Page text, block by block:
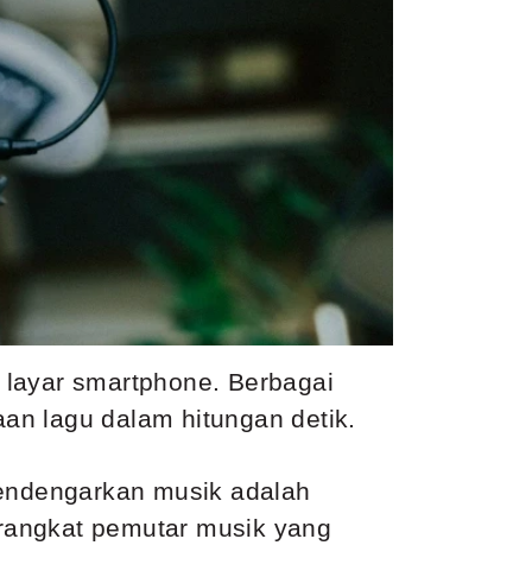
smartphone. Berbagai
lagu dalam hitungan detik.
musik adalah
pemutar musik yang